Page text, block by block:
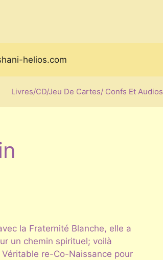
Livres/CD/Jeu De Cartes/ Confs Et Audios
la Fraternité Blanche, elle a
un chemin spirituel; voilà
re-Co-Naissance pour